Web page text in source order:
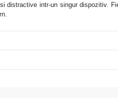
distractive intr-un singur